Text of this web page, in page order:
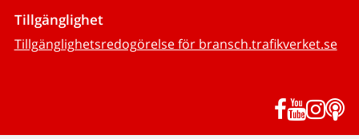
Tillgänglighet
Tillgänglighetsredogörelse för bransch.trafikverket.se
Facebook
YouTube